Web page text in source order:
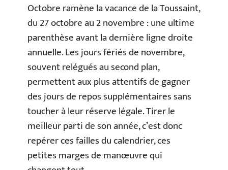
Octobre ramène la vacance de la Toussaint,
du 27 octobre au 2 novembre : une ultime
parenthèse avant la dernière ligne droite
annuelle. Les jours fériés de novembre,
souvent relégués au second plan,
permettent aux plus attentifs de gagner
des jours de repos supplémentaires sans
toucher à leur réserve légale. Tirer le
meilleur parti de son année, c’est donc
repérer ces failles du calendrier, ces
petites marges de manœuvre qui